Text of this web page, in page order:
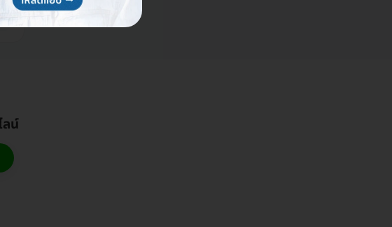
น์